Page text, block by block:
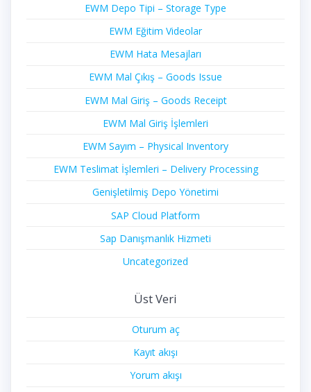
EWM Depo Tipi – Storage Type
EWM Eğitim Videolar
EWM Hata Mesajları
EWM Mal Çıkış – Goods Issue
EWM Mal Giriş – Goods Receipt
EWM Mal Giriş İşlemleri
EWM Sayım – Physical Inventory
EWM Teslimat İşlemleri – Delivery Processing
Genişletilmiş Depo Yönetimi
SAP Cloud Platform
Sap Danışmanlık Hizmeti
Uncategorized
Üst Veri
Oturum aç
Kayıt akışı
Yorum akışı